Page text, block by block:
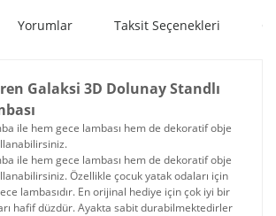
Yorumlar Taksit Seçenekleri
Galaksi 3D Dolunay Standlı
ile hem gece lambası hem de dekoratif obje
ile hem gece lambası hem de dekoratif obje
Özellikle çocuk yatak odaları için
lambasıdır. En orijinal hediye için çok iyi bir
hafif düzdür. Ayakta sabit durabilmektedirler